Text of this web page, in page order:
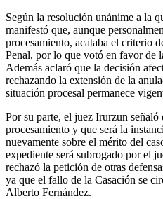
Según la resolución unánime a la
manifestó que, aunque
procesamiento, acataba el criterio
Penal, por lo que votó en favor de
Además aclaró que la decisión
rechazando la extensión de la
situación procesal permanece
Por su parte, el juez Irurzun señaló
procesamiento y que será la
nuevamente sobre el mérito del
expediente será subrogado por el
rechazó la petición de otras
ya que el fallo de la Casación se
Alberto Fernández.